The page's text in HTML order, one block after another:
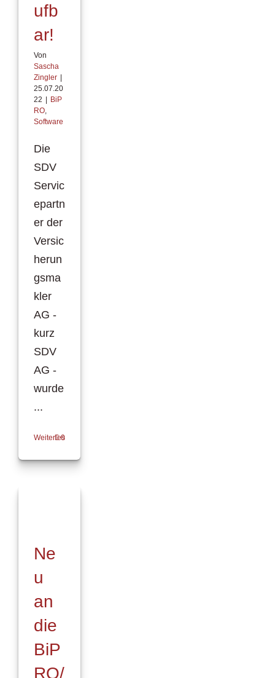
ufb
ar!
Von
Sascha
Zingler
25.07.20
22
BiP
RO,
Software
Die
SDV
Servic
epartn
er der
Versic
herun
gsma
kler
AG -
kurz
SDV
AG -
wurde
...
Weiterlesen
0
Ne
u
an
die
BiP
RO/